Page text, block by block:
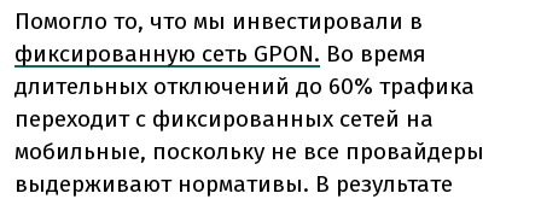
Помогло то, что мы инвестировали в
фиксированную сеть GPON. Во время
длительных отключений до 60% трафика
переходит с фиксированных сетей на
мобильные, поскольку не все провайдеры
выдерживают нормативы. В результате